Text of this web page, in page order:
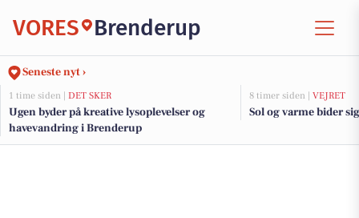
VORES Brenderup
Seneste nyt ›
1 time siden | DET SKER
Ugen byder på kreative lysoplevelser og
havevandring i Brenderup
8 timer siden | VEJRET
Sol og varme bider